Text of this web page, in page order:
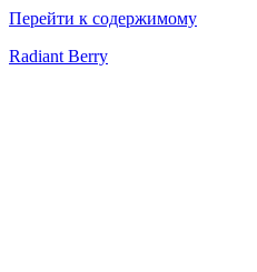
Перейти к содержимому
Radiant Berry